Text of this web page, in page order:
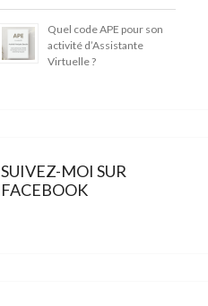
Quel code APE pour son
activité d’Assistante
Virtuelle ?
SUIVEZ-MOI SUR
FACEBOOK